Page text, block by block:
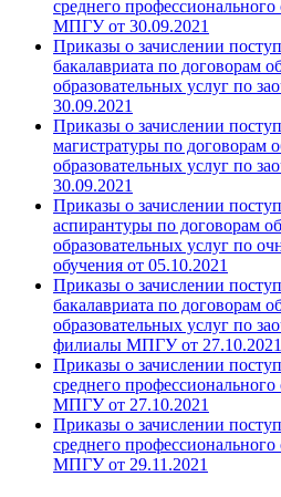
среднего
МПГУ от 30.09.2021
Приказы о зачислении
бакалавриата по договорам
образовательных услуг по
30.09.2021
Приказы о зачислении
магистратуры по договорам
образовательных услуг по
30.09.2021
Приказы о зачислении
аспирантуры по договорам
образовательных услуг по
обучения от 05.10.2021
Приказы о зачислении
бакалавриата по договорам
образовательных услуг по
филиалы МПГУ от 27.10.2021
Приказы о зачислении
среднего
МПГУ от 27.10.2021
Приказы о зачислении
среднего
МПГУ от 29.11.2021